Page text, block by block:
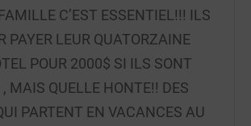
C’EST ESSENTIEL!!! ILS
PAYER LEUR QUATORZAINE
POUR 2000$ SI ILS SONT
MAIS QUELLE HONTE!! DES
PARTENT EN VACANCES AU